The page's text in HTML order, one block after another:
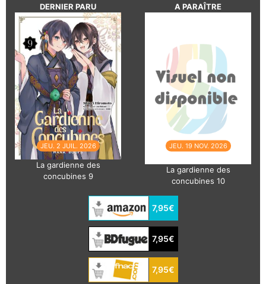
DERNIER PARU
JEU. 2 JUIL. 2026
La gardienne des
concubines 9
A PARAÎTRE
JEU. 19 NOV. 2026
La gardienne des
concubines 10
7,95€
7,95€
7,95€